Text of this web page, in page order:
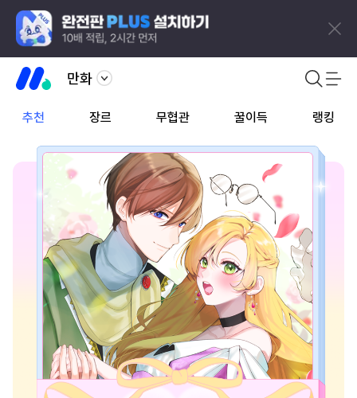
만화
추천 장르 무협관 꿀이득 랭킹